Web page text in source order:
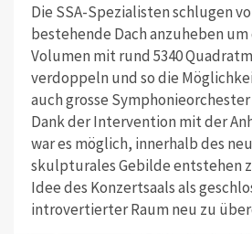
Die SSA-Spezialisten schlugen
bestehende Dach anzuheben
Volumen mit rund 5340
verdoppeln und so die
auch grosse
Dank der Intervention mit der
war es möglich, innerhalb des
skulpturales Gebilde entstehen
Idee des Konzertsaals als
introvertierter Raum neu zu